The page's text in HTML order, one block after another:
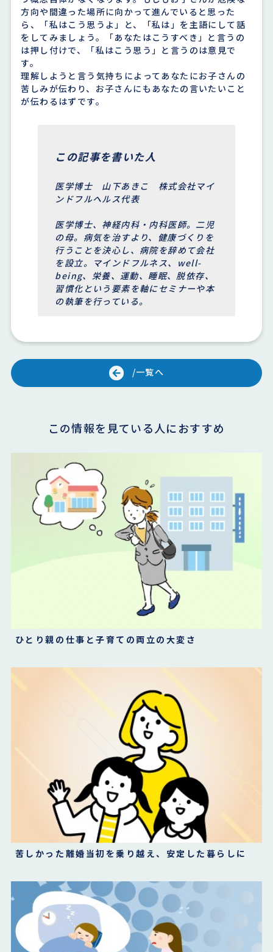
方向や間違った場所に向かって進んでいると思った
ら、「私はこう思うよ」と、「私は」を主語にして話
をしてみましょう。「あなたはこうすべき」と言うの
は押し付けで、「私はこう思う」と言うのは意見で
す。
理解しようと言う気持ちによってあなたにお子さんの
苦しみが伝わり、お子さんにもあなたの言いたいこと
が伝わるはずです。
この記事を書いた人
医学博士 山下あきこ 株式会社マイ
ンドフルヘルス代表
医学博士、神経内科・内科医師。二児
の母。病気を治すより、健康づくりを
行うことを決心し、病院を辞めて会社
を設立。マインドフルネス、well-
being、栄養、運動、睡眠、脱依存、
習慣化という要素を軸にセミナーや本
の執筆を行っている。
/一覧へ
この情報を見ている人におすすめ
ひとり親の仕事と子育ての両立の大変さ
苦しかった離婚当初を乗り越え、安定した暮らしに